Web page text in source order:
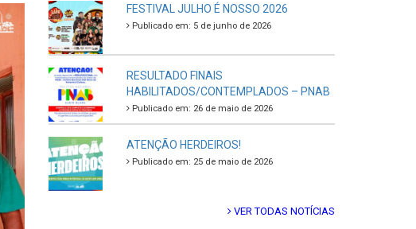
FESTIVAL JULHO É NOSSO 2026
Publicado em: 5 de junho de 2026
RESULTADO FINAIS
HABILITADOS/CONTEMPLADOS – PNAB
Publicado em: 26 de maio de 2026
ATENÇÃO HERDEIROS!
Publicado em: 25 de maio de 2026
VER TODAS NOTÍCIAS